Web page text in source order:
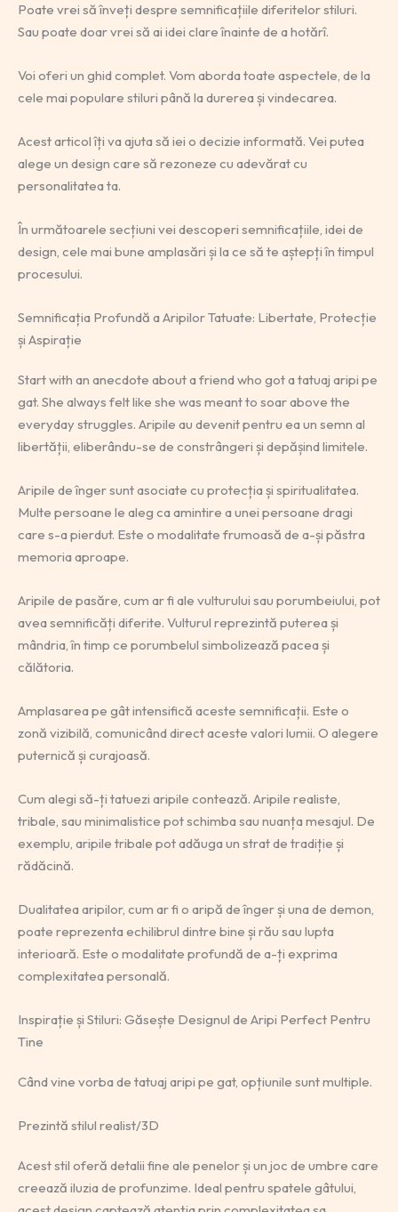
Poate vrei să înveți despre semnificațiile diferitelor stiluri.
Sau poate doar vrei să ai idei clare înainte de a hotărî.
Voi oferi un ghid complet. Vom aborda toate aspectele, de la
cele mai populare stiluri până la durerea și vindecarea.
Acest articol îți va ajuta să iei o decizie informată. Vei putea
alege un design care să rezoneze cu adevărat cu
personalitatea ta.
În următoarele secțiuni vei descoperi semnificațiile, idei de
design, cele mai bune amplasări și la ce să te aștepți în timpul
procesului.
Semnificația Profundă a Aripilor Tatuate: Libertate, Protecție
și Aspirație
Start with an anecdote about a friend who got a tatuaj aripi pe
gat. She always felt like she was meant to soar above the
everyday struggles. Aripile au devenit pentru ea un semn al
libertății, eliberându-se de constrângeri și depășind limitele.
Aripile de înger sunt asociate cu protecția și spiritualitatea.
Multe persoane le aleg ca amintire a unei persoane dragi
care s-a pierdut. Este o modalitate frumoasă de a-și păstra
memoria aproape.
Aripile de pasăre, cum ar fi ale vulturului sau porumbeiului, pot
avea semnificăți diferite. Vulturul reprezintă puterea și
mândria, în timp ce porumbelul simbolizează pacea și
călătoria.
Amplasarea pe gât intensifică aceste semnificații. Este o
zonă vizibilă, comunicând direct aceste valori lumii. O alegere
puternică și curajoasă.
Cum alegi să-ți tatuezi aripile contează. Aripile realiste,
tribale, sau minimalistice pot schimba sau nuanța mesajul. De
exemplu, aripile tribale pot adăuga un strat de tradiție și
rădăcină.
Dualitatea aripilor, cum ar fi o aripă de înger și una de demon,
poate reprezenta echilibrul dintre bine și rău sau lupta
interioară. Este o modalitate profundă de a-ți exprima
complexitatea personală.
Inspirație și Stiluri: Găsește Designul de Aripi Perfect Pentru
Tine
Când vine vorba de tatuaj aripi pe gat, opțiunile sunt multiple.
Prezintă stilul realist/3D
Acest stil oferă detalii fine ale penelor și un joc de umbre care
creează iluzia de profunzime. Ideal pentru spatele gâtului,